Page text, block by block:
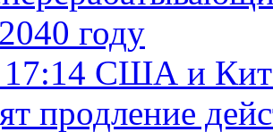
году
США и
продление